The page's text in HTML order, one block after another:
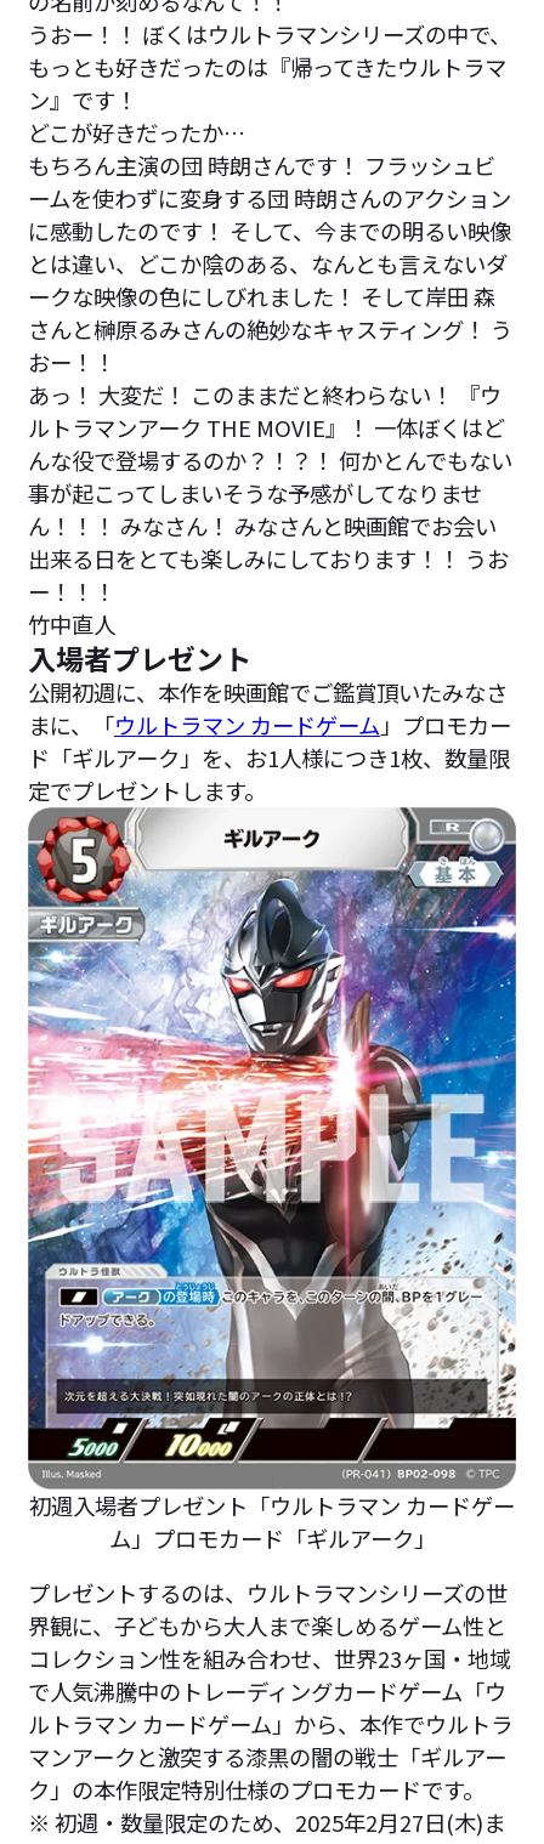
うおー！！ ぼくはウルトラマンシリーズの中で、
もっとも好きだったのは『帰ってきたウルトラマ
ン』です！
どこが好きだったか…
もちろん主演の団 時朗さんです！ フラッシュビ
ームを使わずに変身する団 時朗さんのアクション
に感動したのです！ そして、今までの明るい映像
とは違い、どこか陰のある、なんとも言えないダ
ークな映像の色にしびれました！ そして岸田 森
さんと榊原るみさんの絶妙なキャスティング！ う
おー！！
あっ！ 大変だ！ このままだと終わらない！ 『ウ
ルトラマンアーク THE MOVIE』！ 一体ぼくはど
んな役で登場するのか？！？！ 何かとんでもない
事が起こってしまいそうな予感がしてなりませ
ん！！！ みなさん！ みなさんと映画館でお会い
出来る日をとても楽しみにしております！！ うお
ー！！！
竹中直人
入場者プレゼント
公開初週に、本作を映画館でご鑑賞頂いたみなさ
まに、「ウルトラマン カードゲーム 」プロモカー
ド「ギルアーク」を、お1人様につき1枚、数量限
定でプレゼントします。
初週入場者プレゼント「ウルトラマン カードゲー
ム」プロモカード「ギルアーク」
プレゼントするのは、ウルトラマンシリーズの世
界観に、子どもから大人まで楽しめるゲーム性と
コレクション性を組み合わせ、世界23ヶ国・地域
で人気沸騰中のトレーディングカードゲーム「ウ
ルトラマン カードゲーム」から、本作でウルトラ
マンアークと激突する漆黒の闇の戦士「ギルアー
ク」の本作限定特別仕様のプロモカードです。
※ 初週・数量限定のため、2025年2月27日(木)ま